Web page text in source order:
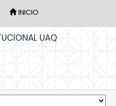
INICIO
UAQ